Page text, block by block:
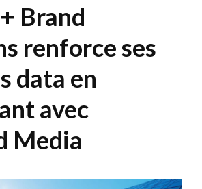
Brand
renforce ses
data en
avec
Media